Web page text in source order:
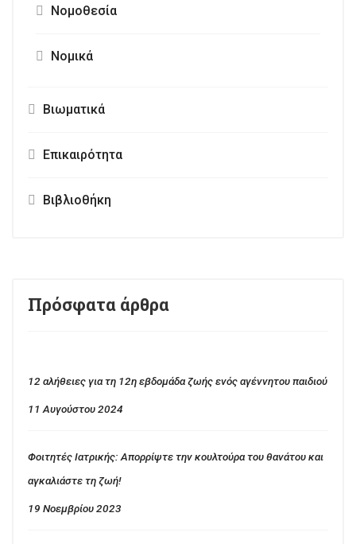
Νομοθεσία
Νομικά
Βιωματικά
Επικαιρότητα
Βιβλιοθήκη
Πρόσφατα άρθρα
12 αλήθειες για τη 12η εβδομάδα ζωής ενός αγέννητου παιδιού
11 Αυγούστου 2024
Φοιτητές Ιατρικής: Απορρίψτε την κουλτούρα του θανάτου και
αγκαλιάστε τη ζωή!
19 Νοεμβρίου 2023